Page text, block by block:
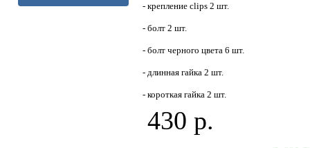
- крепление clips 2 шт.
- болт 2 шт.
- болт черного цвета 6 шт.
- длинная гайка 2 шт.
- короткая гайка 2 шт.
430 р.